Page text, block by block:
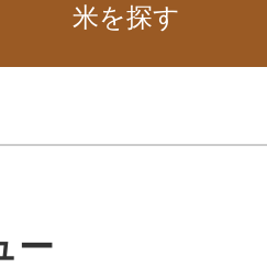
米を探す
ー